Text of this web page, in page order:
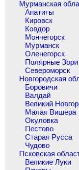
Мурманская
Апатиты
Кировск
Ковдор
Мончегорск
Мурманск
Оленегорск
Полярные Зори
Североморск
Новгородская
Боровичи
Валдай
Великий
Малая Вишера
Окуловка
Пестово
Старая Русса
Чудово
Псковская
Великие Луки